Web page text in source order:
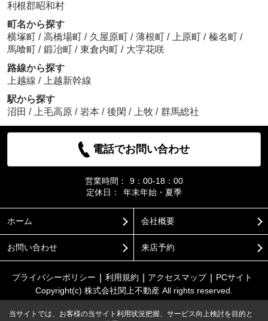
利根郡昭和村
町名から探す
横塚町 / 高橋場町 / 久屋原町 / 薄根町 / 上原町 / 榛名町 /
馬喰町 / 鍛冶町 / 東倉内町 / 大字花咲
路線から探す
上越線 /
上越新幹線
駅から探す
沼田 / 上毛高原 / 岩本 / 後閑 / 上牧 / 群馬総社
電話でお問い合わせ
営業時間：
9：00-18：00
定休日：
年末年始・夏季
ホーム 会社概要
お問い合わせ 来店予約
プライバシーポリシー 利用規約 アクセスマップ
PCサイト
Copyright(c) 株式会社関上不動産 All rights reserved.
当サイトでは、お客様の当サイト利用状況把握、サービス向上検討を目的と